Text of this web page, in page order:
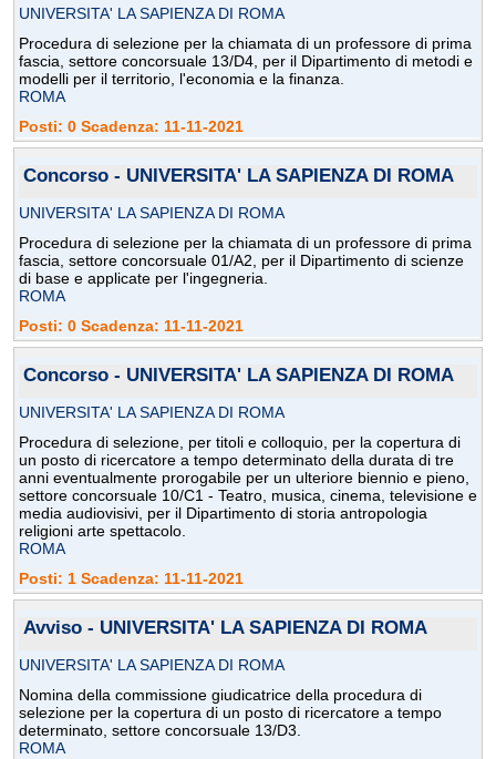
UNIVERSITA' LA SAPIENZA DI ROMA
Procedura di selezione per la chiamata di un professore di prima
fascia, settore concorsuale 13/D4, per il Dipartimento di metodi e
modelli per il territorio, l'economia e la finanza.
ROMA
Posti: 0 Scadenza: 11-11-2021
Concorso - UNIVERSITA' LA SAPIENZA DI ROMA
UNIVERSITA' LA SAPIENZA DI ROMA
Procedura di selezione per la chiamata di un professore di prima
fascia, settore concorsuale 01/A2, per il Dipartimento di scienze
di base e applicate per l'ingegneria.
ROMA
Posti: 0 Scadenza: 11-11-2021
Concorso - UNIVERSITA' LA SAPIENZA DI ROMA
UNIVERSITA' LA SAPIENZA DI ROMA
Procedura di selezione, per titoli e colloquio, per la copertura di
un posto di ricercatore a tempo determinato della durata di tre
anni eventualmente prorogabile per un ulteriore biennio e pieno,
settore concorsuale 10/C1 - Teatro, musica, cinema, televisione e
media audiovisivi, per il Dipartimento di storia antropologia
religioni arte spettacolo.
ROMA
Posti: 1 Scadenza: 11-11-2021
Avviso - UNIVERSITA' LA SAPIENZA DI ROMA
UNIVERSITA' LA SAPIENZA DI ROMA
Nomina della commissione giudicatrice della procedura di
selezione per la copertura di un posto di ricercatore a tempo
determinato, settore concorsuale 13/D3.
ROMA